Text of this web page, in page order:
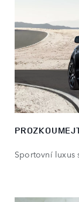
Sportovní luxus